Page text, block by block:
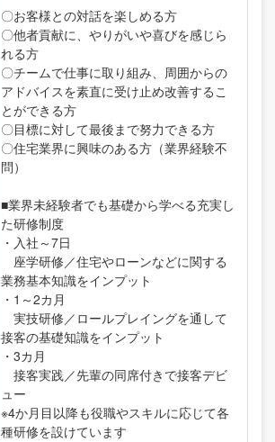
〇お客様との対話を楽しめる方
〇他者貢献に、やりがいや喜びを感じら
れる方
〇チームで仕事に取り組み、周囲からの
アドバイスを素直に受け止め改善するこ
とができる方
〇目標に対して最後まで努力できる方
〇住宅業界に興味のある方（業界経験不
問）
■業界未経験者でも基礎から学べる充実し
た研修制度
・入社～7日
座学研修／住宅やローンなどに関する
業務基本知識をインプット
・1～2カ月
実技研修／ロールプレイングを通して
接客の基礎知識をインプット
・3カ月
接客実践／先輩の同席付きで接客デビ
ュー
※4か月目以降も役職やスキルに応じて各
種研修を設けています